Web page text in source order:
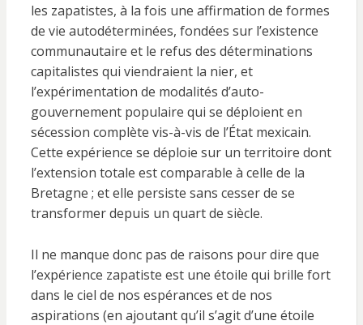
les zapatistes, à la fois une affirmation de formes
de vie autodéterminées, fondées sur l’existence
communautaire et le refus des déterminations
capitalistes qui viendraient la nier, et
l’expérimentation de modalités d’auto-
gouvernement populaire qui se déploient en
sécession complète vis-à-vis de l’État mexicain.
Cette expérience se déploie sur un territoire dont
l’extension totale est comparable à celle de la
Bretagne ; et elle persiste sans cesser de se
transformer depuis un quart de siècle.
Il ne manque donc pas de raisons pour dire que
l’expérience zapatiste est une étoile qui brille fort
dans le ciel de nos espérances et de nos
aspirations (en ajoutant qu’il s’agit d’une étoile